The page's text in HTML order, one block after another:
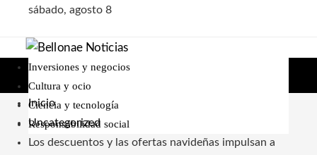
sábado, agosto 8
Inversiones y negocios
Cultura y ocio
Ciencia y tecnología
Responsabilidad social
Inicio
Uncategorized
Los descuentos y las ofertas navideñas impulsan a